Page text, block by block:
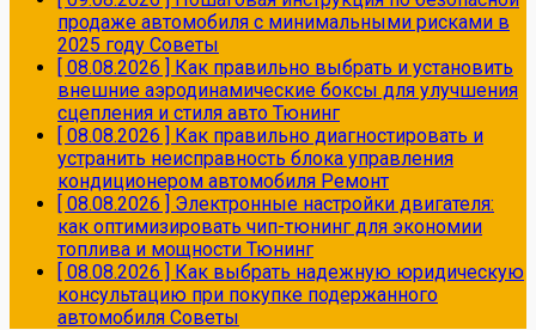
продаже автомобиля с минимальными рисками в
2025 году Советы
[ 08.08.2026 ] Как правильно выбрать и установить
внешние аэродинамические боксы для улучшения
сцепления и стиля авто Тюнинг
[ 08.08.2026 ] Как правильно диагностировать и
устранить неисправность блока управления
кондиционером автомобиля Ремонт
[ 08.08.2026 ] Электронные настройки двигателя:
как оптимизировать чип-тюнинг для экономии
топлива и мощности Тюнинг
[ 08.08.2026 ] Как выбрать надежную юридическую
консультацию при покупке подержанного
автомобиля Советы